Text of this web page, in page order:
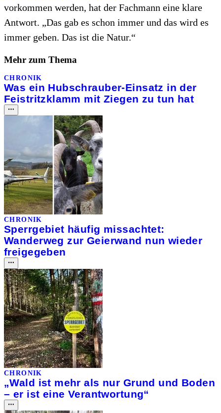
vorkommen werden, hat der Fachmann eine klare
Antwort. „Das gab es schon immer und das wird es
immer geben. Das ist die Natur.“
Mehr zum Thema
CHRONIK
Was ein Hubschrauber-Einsatz in der
Feistritzklamm mit Ziegen zu tun hat
CHRONIK
Sperrgebiet häufig missachtet:
Wanderweg zur Geierwand nun wieder
freigegeben
CHRONIK
„Wald ist mehr als nur Grund und Boden
– er ist eine Verantwortung“